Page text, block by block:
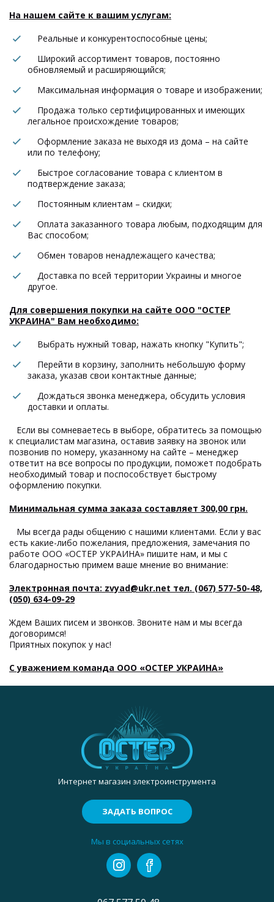
На нашем сайте к вашим услугам:
Реальные и конкурентоспособные цены;
Широкий ассортимент товаров, постоянно
обновляемый и расширяющийся;
Максимальная информация о товаре и изображении;
Продажа только сертифицированных и имеющих
легальное происхождение товаров;
Оформление заказа не выходя из дома – на сайте
или по телефону;
Быстрое согласование товара с клиентом в
подтверждение заказа;
Постоянным клиентам – скидки;
Оплата заказанного товара любым, подходящим для
Вас способом;
Обмен товаров ненадлежащего качества;
Доставка по всей территории Украины и многое
другое.
Для совершения покупки на сайте ООО "ОСТЕР
УКРАИНА" Вам необходимо:
Выбрать нужный товар, нажать кнопку "Купить";
Перейти в корзину, заполнить небольшую форму
заказа, указав свои контактные данные;
Дождаться звонка менеджера, обсудить условия
доставки и оплаты.
Если вы сомневаетесь в выборе, обратитесь за помощью
к специалистам магазина, оставив заявку на звонок или
позвонив по номеру, указанному на сайте – менеджер
ответит на все вопросы по продукции, поможет подобрать
необходимый товар и поспособствует быстрому
оформлению покупки.
Минимальная сумма заказа составляет 300,00 грн.
Мы всегда рады общению с нашими клиентами. Если у вас
есть какие-либо пожелания, предложения, замечания по
работе ООО «ОСТЕР УКРАИНА» пишите нам, и мы с
благодарностью примем ваше мнение во внимание:
Электронная почта: zvyad@ukr.net тел. (067) 577-50-48,
(050) 634-09-29
Ждем Ваших писем и звонков. Звоните нам и мы всегда
договоримся!
Приятных покупок у нас!
С уважением команда ООО «ОСТЕР УКРАИНА»
Интернет магазин электроинструмента
ЗАДАТЬ ВОПРОС
Мы в социальных сетях